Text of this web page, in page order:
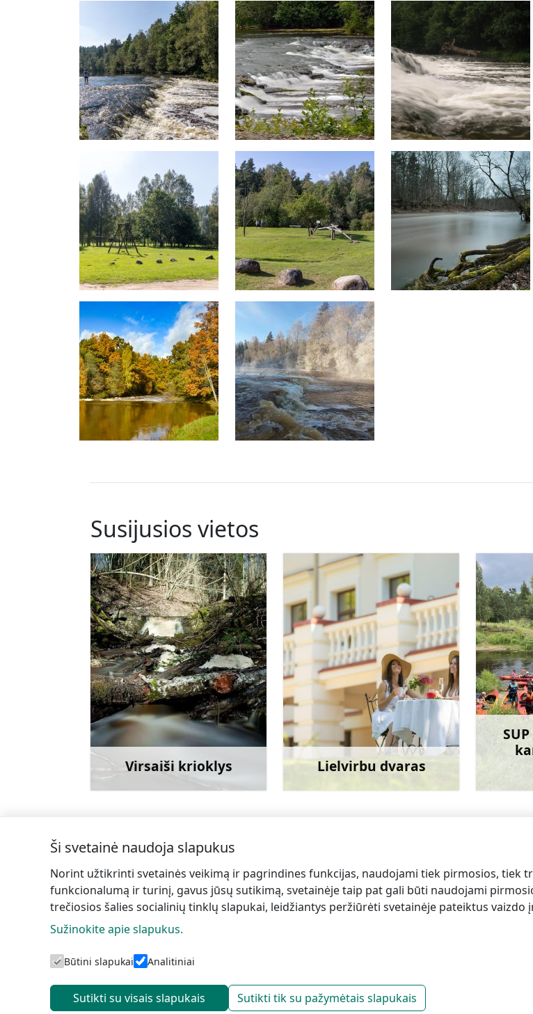
Susijusios vietos
Virsaiši krioklys
Sužinoti daugiau
Lielvirbu dvaras
Sužinoti daugiau
←Vecais Taizels kanojų ir SUP lentų nuoma
Ši svetainė naudoja slapukus
Norint užtikrinti svetainės veikimą ir pagrindines funkcijas, naudojami tiek pirmosios, tiek
funkcionalumą ir turinį, gavus jūsų sutikimą, svetainėje taip pat gali būti naudojami
trečiosios šalies socialinių tinklų slapukai, leidžiantys peržiūrėti svetainėje pateiktus vaizdo
Sužinokite apie slapukus.
Būtini slapukai Analitiniai
Sutikti su visais slapukais Sutikti tik su pažymėtais slapukais